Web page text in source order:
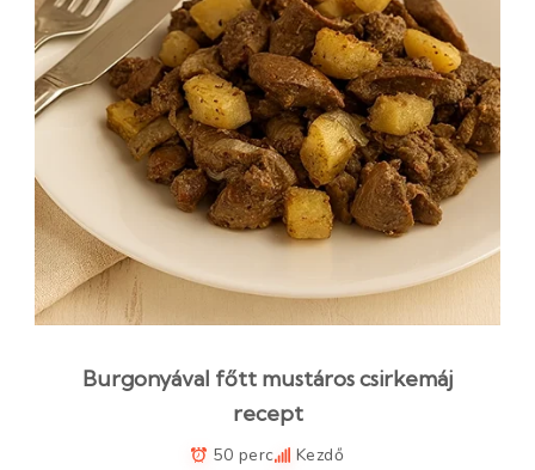
Burgonyával főtt mustáros csirkemáj
recept
50 perc Kezdő